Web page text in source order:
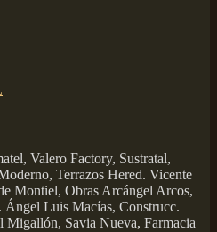
Valero Factory, Sustratal,
Terrazos Hered. Vicente
Montiel, Obras Arcángel Arcos,
Ángel Luis Macías, Construcc.
Migallón, Savia Nueva, Farmacia